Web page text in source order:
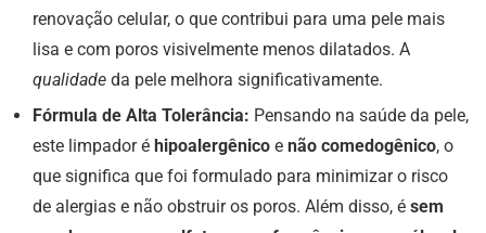
renovação celular, o que contribui para uma pele mais
lisa e com poros visivelmente menos dilatados. A
qualidade da pele melhora significativamente.
Fórmula de Alta Tolerância: Pensando na saúde da pele,
este limpador é hipoalergênico e não comedogênico, o
que significa que foi formulado para minimizar o risco
de alergias e não obstruir os poros. Além disso, é sem